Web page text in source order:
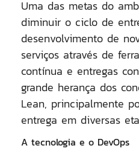
Uma das metas do
diminuir o ciclo de
desenvolvimento de
serviços através de
contínua e entregas
grande herança dos
Lean, principalmente
entrega em diversas
A tecnologia e o DevOps